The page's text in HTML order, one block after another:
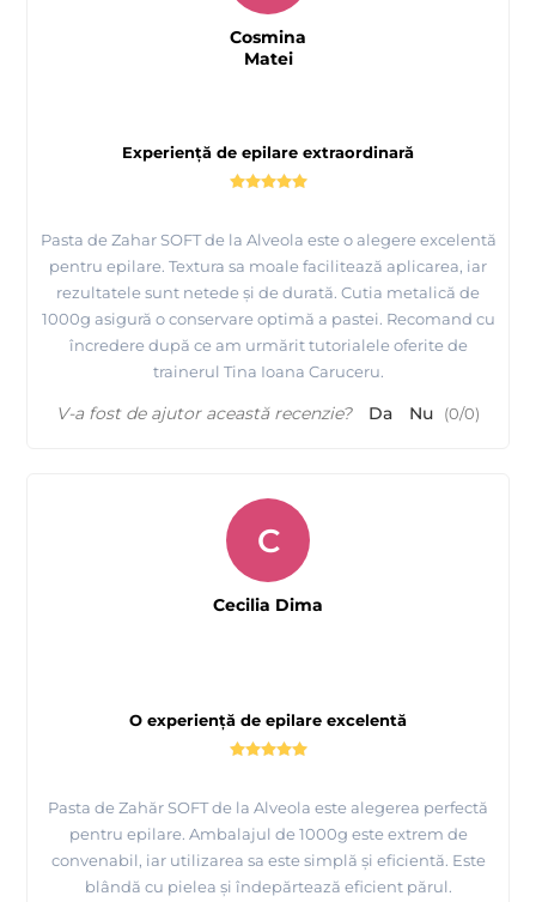
Experiență de epilare extraordinară
Pasta de Zahar SOFT de la Alveola este o alegere excelentă
pentru epilare. Textura sa moale facilitează aplicarea, iar
rezultatele sunt netede și de durată. Cutia metalică de
1000g asigură o conservare optimă a pastei. Recomand cu
încredere după ce am urmărit tutorialele oferite de
trainerul Tina Ioana Caruceru.
Cosmina
Matei
V-a fost de ajutor această recenzie? Da Nu (0/0)
O experiență de epilare excelentă
Pasta de Zahăr SOFT de la Alveola este alegerea perfectă
pentru epilare. Ambalajul de 1000g este extrem de
convenabil, iar utilizarea sa este simplă și eficientă. Este
blândă cu pielea și îndepărtează eficient părul.
C
Cecilia Dima